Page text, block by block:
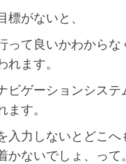
標がないと、
って良いかわからな
れます。
ビゲーションシステ
ます。
入力しないとどこへ
かないでしょ、って。